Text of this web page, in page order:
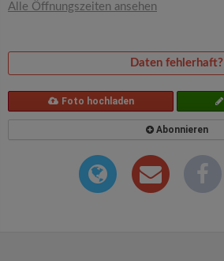
Alle Öffnungszeiten ansehen
Daten fehlerhaft?
Foto hochladen
Abonnieren